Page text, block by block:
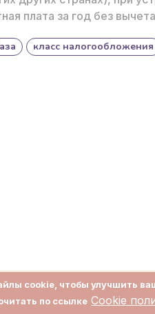
cookie, чтобы улучшить
по ссылке Cookie
плата за год без
класс налогообложения
О нас